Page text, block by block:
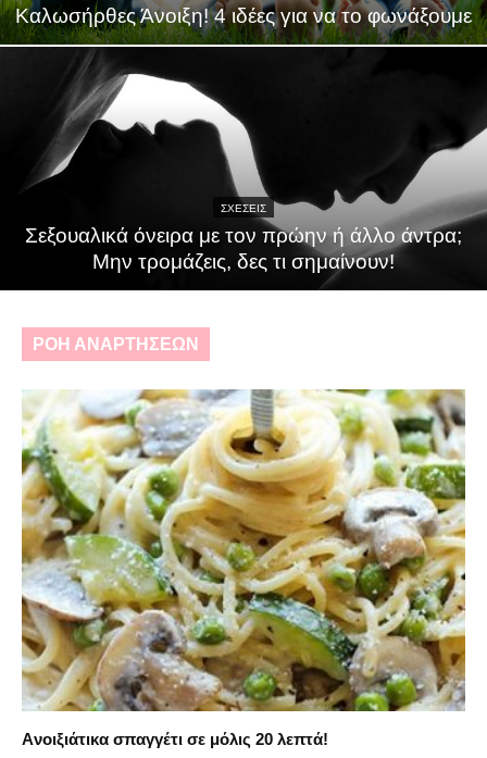
Καλωσήρθες Άνοιξη! 4 ιδέες για να το φωνάξουμε
ΣΧΕΣΕΙΣ
Σεξουαλικά όνειρα με τον πρώην ή άλλο άντρα;
Μην τρομάζεις, δες τι σημαίνουν!
ΡΟΗ ΑΝΑΡΤΗΣΕΩΝ
Aνοιξιάτικα σπαγγέτι σε μόλις 20 λεπτά!